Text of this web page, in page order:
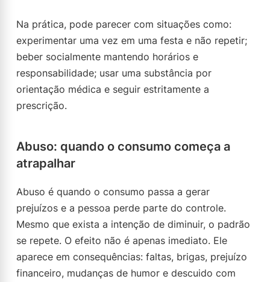
Na prática, pode parecer com situações como:
experimentar uma vez em uma festa e não repetir;
beber socialmente mantendo horários e
responsabilidade; usar uma substância por
orientação médica e seguir estritamente a
prescrição.
Abuso: quando o consumo começa a
atrapalhar
Abuso é quando o consumo passa a gerar
prejuízos e a pessoa perde parte do controle.
Mesmo que exista a intenção de diminuir, o padrão
se repete. O efeito não é apenas imediato. Ele
aparece em consequências: faltas, brigas, prejuízo
financeiro, mudanças de humor e descuido com